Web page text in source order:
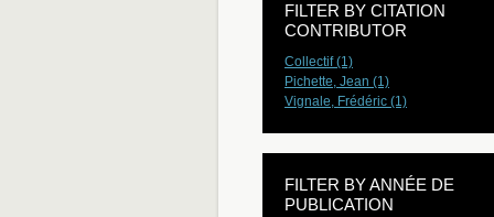
FILTER BY CITATION
CONTRIBUTOR
Collectif (1)
Pichette, Jean (1)
Vignale, Frédéric (1)
FILTER BY ANNÉE DE
PUBLICATION